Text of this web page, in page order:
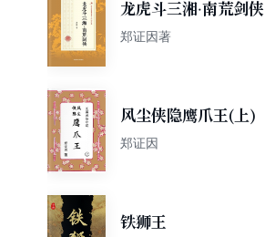
龙虎斗三湘·南荒剑侠
郑证因著
风尘侠隐鹰爪王(上)
郑证因
铁狮王